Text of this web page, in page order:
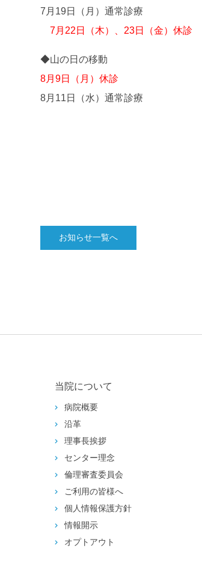
7月19日（月）通常診療
7月22日（木）、23日（金）休診
◆山の日の移動
8月9日（月）休診
8月11日（水）通常診療
お知らせ一覧へ
当院について
病院概要
沿革
理事長挨拶
センター理念
倫理審査委員会
ご利用の皆様へ
個人情報保護方針
情報開示
オプトアウト